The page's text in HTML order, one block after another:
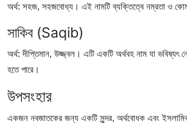
অর্থ: সহজ, সহজবোধ্য। এই নামটি ব্যক্তিত্বে নম্রতা ও
সাকিব (Saqib)
অর্থ: দীপ্তিমান, উজ্জ্বল। এটি একটি অর্থবহ নাম যা ভবিষ্যৎ
হতে পারে।
উপসংহার
একজন নবজাতকের জন্য একটি সুন্দর, অর্থবোধক এবং ইসলামিক